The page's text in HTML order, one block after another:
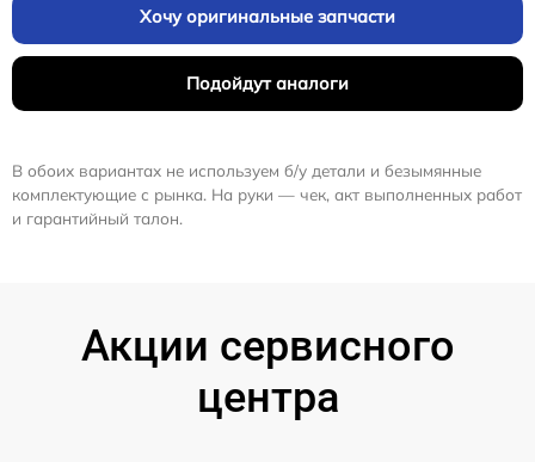
Хочу оригинальные запчасти
Подойдут аналоги
В обоих вариантах не используем б/у детали и безымянные
комплектующие с рынка. На руки — чек, акт выполненных работ
и гарантийный талон.
Акции сервисного
центра